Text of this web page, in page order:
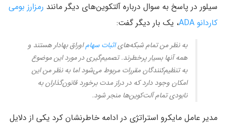
سیلور در پاسخ به سوال درباره آلتکوین‌های دیگر مانند رمزارز بومی
کاردانو ADA
، یک بار دیگر گفت:
به نظر من تمام شبکه‌هایاثبات سهاماوراق بهادار هستند و
همه آنها بسیار پرخطرند. تصمیم‌گیری در مورد این موضوع
به تنظیم‌کنندگان مقررات مربوط می‌شود اما به نظر من این
امکان وجود دارد که در دراز مدت برخورد قانون‌گذاران به
نابودی تمام آلت‌کوین‌ها منجر شود.
مدیر عامل مایکرو استراتژی در ادامه خاطرنشان کرد یکی از دلایل